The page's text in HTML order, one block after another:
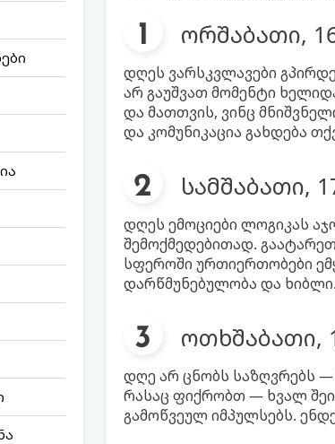
ორშაბათი,
დღეს ვარსკვლავები
არ გაუშვათ მომენტი
და მათთვის, ვინც
და კომუნიკაცია გახდება
სამშაბათი,
დღეს ემოციები ლოგიკას
შემოქმედებითად.
სფეროში ურთიერთობები
დარწმუნებულობა და ხიბლი.
ოთხშაბათი,
დღე არ ცნობს საზღვრებს —
რასაც ფიქრობთ — ხვალ
გამოწვეულ იმპულსებს.